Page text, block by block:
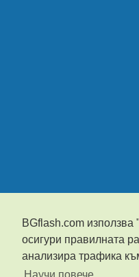
BGflash.com използва
осигури правилната
анализира трафика